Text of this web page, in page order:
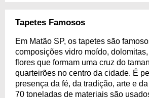
Tapetes Famosos
Em Matão SP, os tapetes são
composições vidro moído,
flores que formam uma cruz do
quarteirões no centro da cidade. É
presença da fé, da tradição, arte e
70 toneladas de materiais são